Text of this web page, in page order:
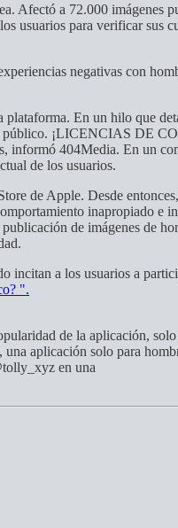
Afectó a 72.000 imágenes
usuarios para verificar sus
negativas con
En un hilo que
público. ¡LICENCIAS
404Media. En un
de los usuarios.
de Apple. Desde
inapropiado e
de imágenes de
incitan a los usuarios a
".
de la aplicación,
aplicación solo para
en una